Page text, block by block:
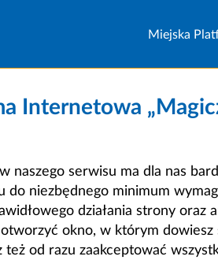
Miejska
Internetowa
naszego serwisu ma dla nas
niezbędnego minimum
działania strony oraz
otworzyć okno, w którym
od razu zaakceptować